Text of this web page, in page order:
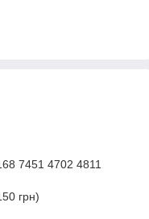
7451 4702 4811
грн)